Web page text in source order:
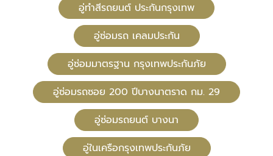
อู่ทําสีรถยนต์ ประกันกรุงเทพ
อู่ซ่อมรถ เคลมประกัน
อู่ซ่อมมาตรฐาน กรุงเทพประกันภัย
อู่ซ่อมรถซอย 200 ปีบางนาตราด กม. 29
อู่ซ่อมรถยนต์ บางนา
อู่ในเครือกรุงเทพประกันภัย